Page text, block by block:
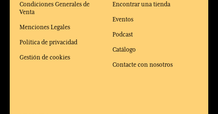
Condiciones Generales de
Venta
Menciones Legales
Política de privacidad
Gestión de cookies
Encontrar una tienda
Eventos
Podcast
Catálogo
Contacte con nosotros